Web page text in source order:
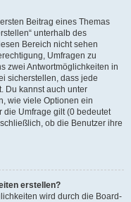
Beitrag eines Themas
unterhalb des
Bereich nicht sehen
Umfragen zu
zwei Antwortmöglichkeiten in
sicherstellen, dass jede
Du kannst auch unter
wie viele Optionen ein
die Umfrage gilt (0 bedeutet
ob die Benutzer ihre
erstellen?
wird durch die Board-